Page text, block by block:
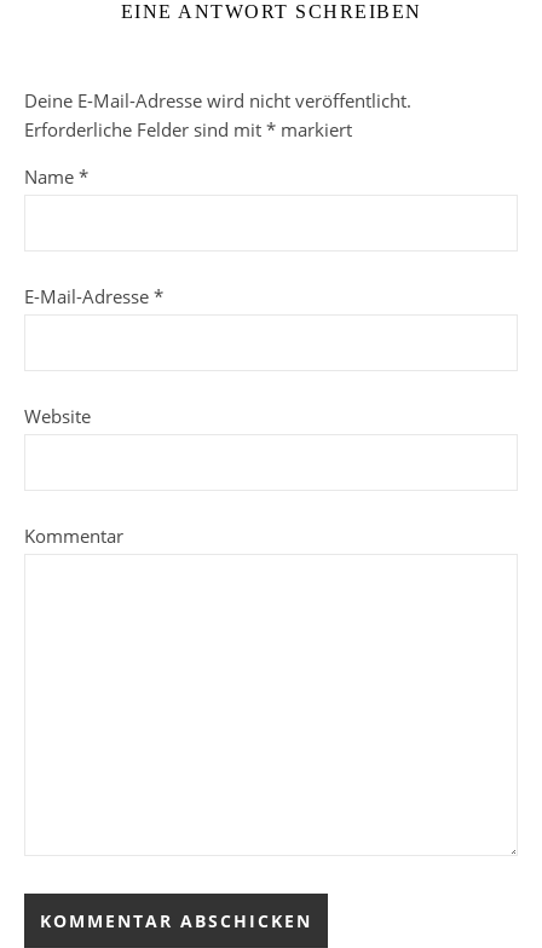
EINE ANTWORT SCHREIBEN
Deine E-Mail-Adresse wird nicht veröffentlicht.
Erforderliche Felder sind mit * markiert
Name *
E-Mail-Adresse *
Website
Kommentar